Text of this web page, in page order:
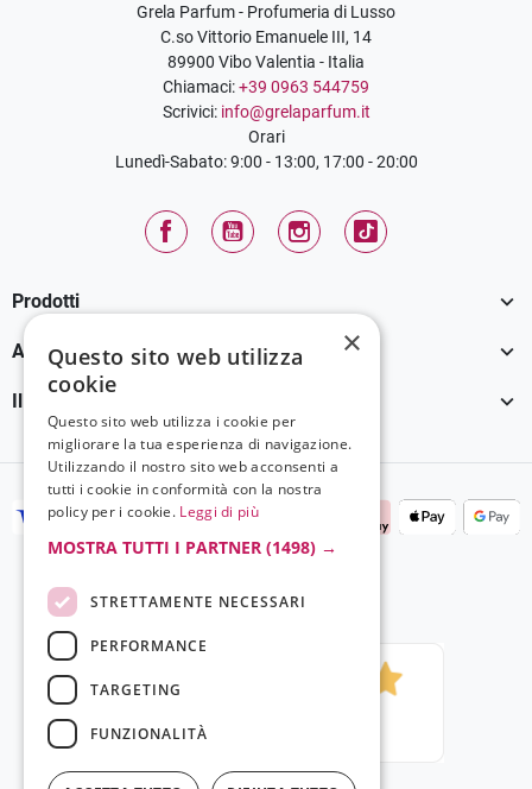
Grela Parfum - Profumeria di Lusso
C.so Vittorio Emanuele III, 14
89900 Vibo Valentia - Italia
Chiamaci:+39 0963 544759
Scrivici: info@grelaparfum.it
Orari
Lunedì-Sabato: 9:00 - 13:00, 17:00 - 20:00
FacebookYouTube InstagramTikTok
Prodotti 
Assistenza Clienti 
Il tuo account 
×
Questo sito web utilizza
cookie
Questo sito web utilizza i cookie per
migliorare la tua esperienza di navigazione.
Utilizzando il nostro sito web acconsenti a
tutti i cookie in conformità con la nostra
policy per i cookie. Leggi di più
MOSTRA TUTTI I PARTNER (1498) →
STRETTAMENTE NECESSARI
PERFORMANCE
TARGETING
FUNZIONALITÀ